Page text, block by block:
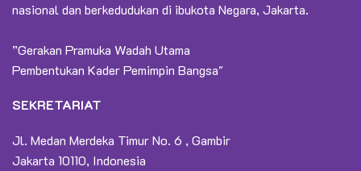
nasional dan berkedudukan di ibukota Negara, Jakarta.
”Gerakan Pramuka Wadah Utama
Pembentukan Kader Pemimpin Bangsa"
SEKRETARIAT
Jl. Medan Merdeka Timur No. 6 , Gambir
Jakarta 10110, Indonesia